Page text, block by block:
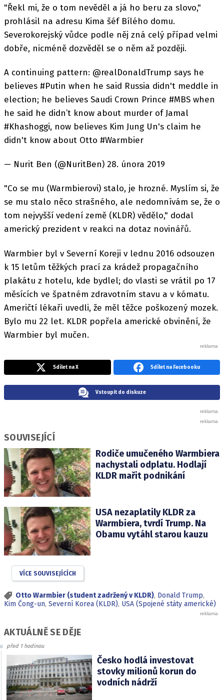
"Řekl mi, že o tom nevěděl a já ho beru za slovo,"
prohlásil na adresu Kima šéf Bílého domu.
Severokorejský vůdce podle něj zná celý případ velmi
dobře, nicméně dozvěděl se o něm až později.
A continuing pattern: @realDonaldTrump says he
believes #Putin when he said Russia didn't meddle in
election; he believes Saudi Crown Prince #MBS when
he said he didn’t know about murder of Jamal
#Khashoggi, now believes Kim Jung Un's claim he
didn't know about Otto #Warmbier
— Nurit Ben (@NuritBen) 28. února 2019
"Co se mu (Warmbierovi) stalo, je hrozné. Myslím si, že
se mu stalo něco strašného, ale nedomnívám se, že o
tom nejvyšší vedení země (KLDR) vědělo," dodal
americký prezident v reakci na dotaz novinářů.
Warmbier byl v Severní Koreji v lednu 2016 odsouzen
k 15 letům těžkých prací za krádež propagačního
plakátu z hotelu, kde bydlel; do vlasti se vrátil po 17
měsících ve špatném zdravotním stavu a v kómatu.
Američtí lékaři uvedli, že měl těžce poškozený mozek.
Bylo mu 22 let. KLDR popřela americké obvinění, že
Warmbier byl mučen.
Sdílet na X Sdílet na Facebooku
Vstoupit do diskuze
SOUVISEJÍCÍ
Rodiče umučeného Warmbiera
nachystali odplatu. Hodlají
KLDR mařit podnikání
USA nezaplatily KLDR za
Warmbiera, tvrdí Trump. Na
Obamu vytáhl starou kauzu
VÍCE SOUVISEJÍCÍCH
Otto Warmbier (student zadržený v KLDR), Donald Trump,
Kim Čong-un, Severní Korea (KLDR), USA (Spojené státy americké)
AKTUÁLNĚ SE DĚJE
před 1 hodinou
Česko hodlá investovat
stovky milionů korun do
vodních nádrží